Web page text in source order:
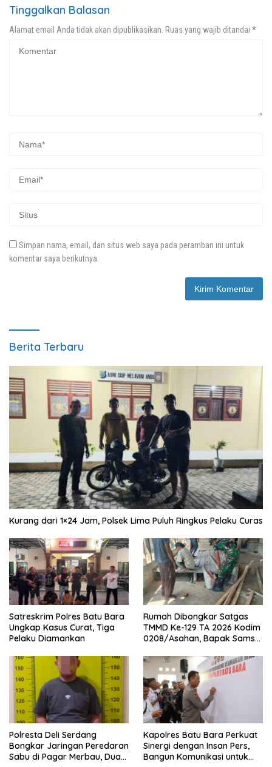
Tinggalkan Balasan
Alamat email Anda tidak akan dipublikasikan. Ruas yang wajib ditandai *
Simpan nama, email, dan situs web saya pada peramban ini untuk
komentar saya berikutnya.
Berita Terbaru
Kurang dari 1×24 Jam, Polsek Lima Puluh Ringkus Pelaku Curas
Satreskrim Polres Batu Bara
Ungkap Kasus Curat, Tiga
Pelaku Diamankan
Rumah Dibongkar Satgas
TMMD Ke-129 TA 2026 Kodim
0208/Asahan, Bapak Samsul
Miliki Rumah Layak Huni
Segera Terwujud
Polresta Deli Serdang
Bongkar Jaringan Peredaran
Sabu di Pagar Merbau, Dua
Kapolres Batu Bara Perkuat
Sinergi dengan Insan Pers,
Bangun Komunikasi untuk